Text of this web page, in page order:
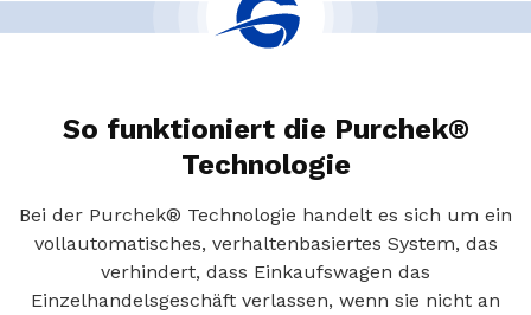
So funktioniert die Purchek®
Technologie
Bei der Purchek® Technologie handelt es sich um ein
vollautomatisches, verhaltenbasiertes System, das
verhindert, dass Einkaufswagen das
Einzelhandelsgeschäft verlassen, wenn sie nicht an